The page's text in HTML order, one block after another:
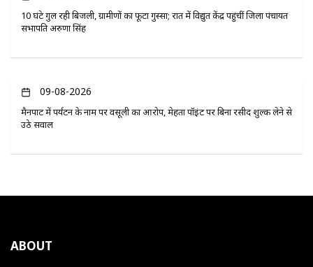
10 घंटे गुल रही बिजली, ग्रामीणों का फूटा गुस्सा; रात में विद्युत केंद्र पहुंचीं जिला पंचायत
सभापति अरुणा सिंह
09-08-2026
मैनपाट में पर्यटन के नाम पर वसूली का आरोप, मेहता पॉइंट पर बिना रसीद शुल्क लेने से
उठे सवाल
ABOUT